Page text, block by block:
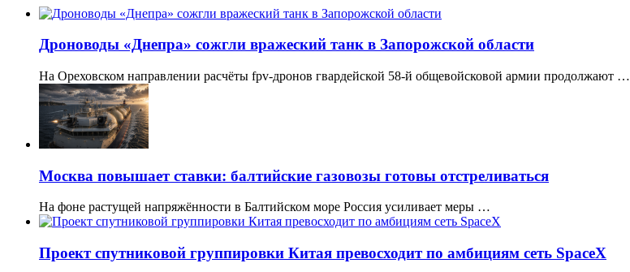
Дроноводы «Днепра» сожгли вражеский танк в Запорожской области
На Ореховском направлении расчёты fpv-дронов гвардейской 58-й общевойсковой армии продолжают …
Москва повышает ставки: балтийские газовозы готовы отстреливаться
На фоне растущей напряжённости в Балтийском море Россия усиливает меры …
Проект спутниковой группировки Китая превосходит по амбициям сеть SpaceX